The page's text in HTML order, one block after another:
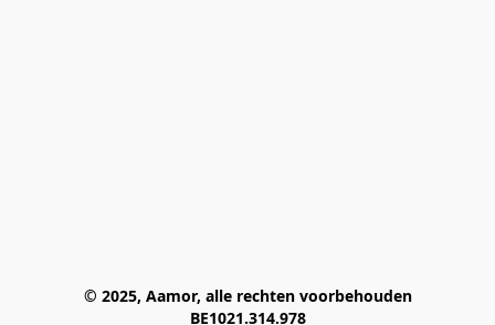
© 2025, Aamor, alle rechten voorbehouden
BE1021.314.978